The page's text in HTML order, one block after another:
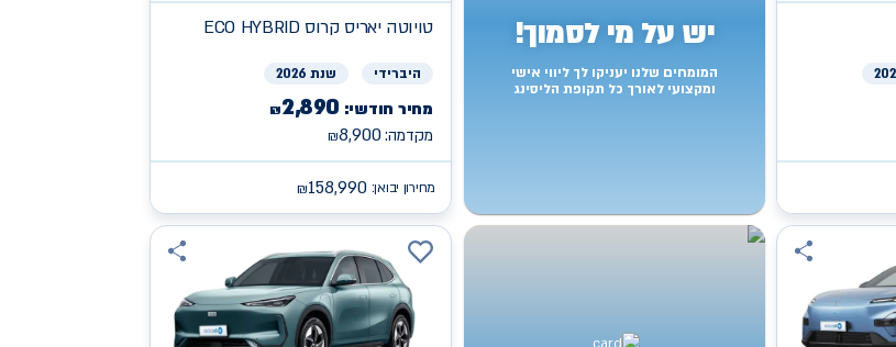
יש על מי לסמוך!
המומחים שלנו יעניקו לך ליווי אישי
ומקצועי לאורך כל תקופת הליסינג
טויוטהיאריס קרוס ECO HYBRID
היברידי שנת 2026
מחיר חודשי: ₪2,890
מקדמה: ₪8,900
מחירון יבואן: ₪158,990